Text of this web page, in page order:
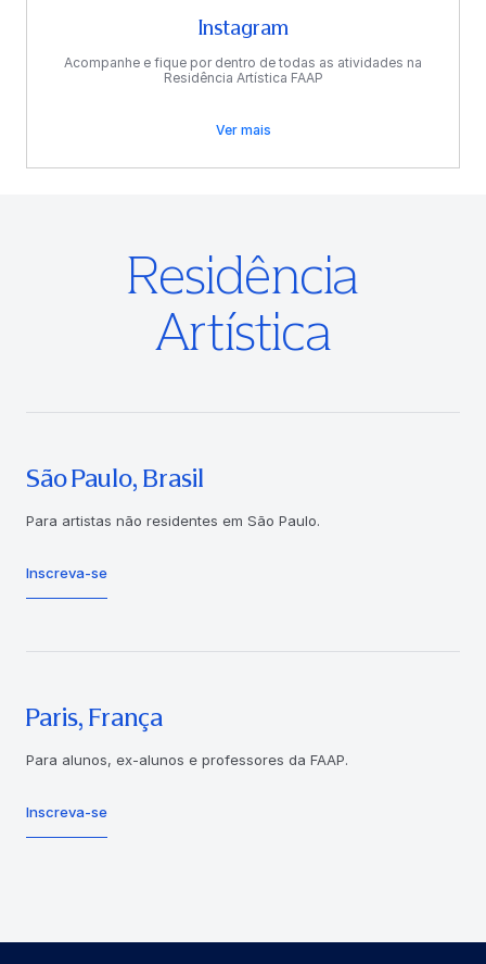
Instagram
Acompanhe e fique por dentro de todas as atividades na
Residência Artística FAAP
Ver mais
Residência
Artística
São Paulo, Brasil
Para artistas não residentes em São Paulo.
Inscreva-se
Paris, França
Para alunos, ex-alunos e professores da FAAP.
Inscreva-se